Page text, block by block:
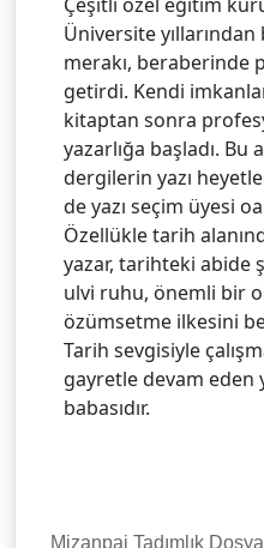
Çeşitli özel eğitim
Üniversite
merakı, beraberinde
getirdi. Kendi
kitaptan sonra
yazarlığa başladı. Bu
dergilerin yazı
de yazı seçim üyesi
Özellükle tarih
yazar, tarihteki abide
ulvi ruhu, önemli bir
özümsetme ilkesini
Tarih sevgisiyle
gayretle devam eden
babasıdır.
Mizanpaj Tadımlık